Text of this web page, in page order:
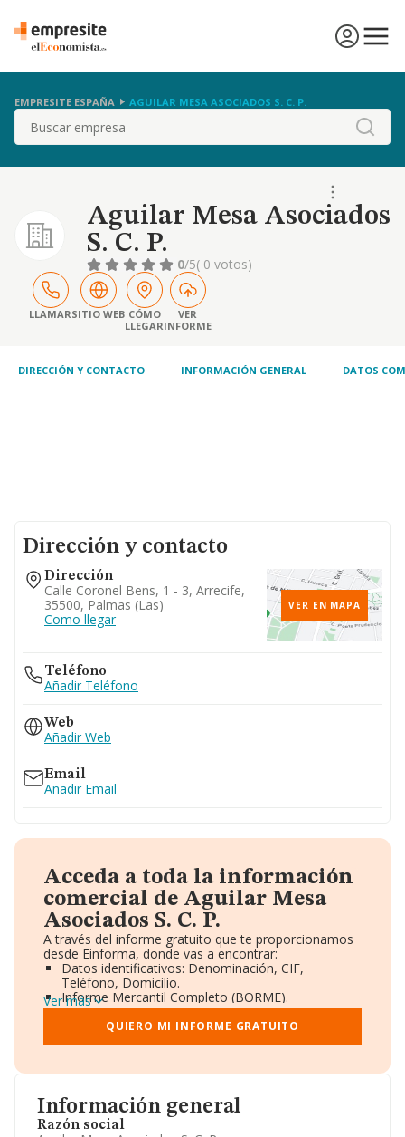
EMPRESITE ESPAÑA AGUILAR MESA ASOCIADOS S. C. P.
Buscar
Aguilar Mesa Asociados
S. C. P.
0/5( 0 votos)
LLAMARSITIO WEB CÓMO
LLEGAR
VER
INFORME
DIRECCIÓN Y CONTACTO INFORMACIÓN GENERAL DATOS
Información general
Razón social
Dirección y contacto
Dirección
Calle Coronel Bens, 1 - 3, Arrecife,
35500, Palmas (las)
Como llegar
VER EN MAPA
Teléfono
Añadir Teléfono
Web
Añadir Web
Email
Añadir Email
Acceda a toda la información
comercial de Aguilar Mesa
Asociados S. C. P.
A través del informe gratuito que te proporcionamos
desde Einforma, donde vas a encontrar:
Datos identificativos: Denominación, CIF,
Teléfono, Domicilio.
Informe Mercantil Completo (BORME).
Gráficos de Evolución Ventas y Empleados.
Consejo de Administración y Administradores.
Directivos y Ejecutivos.
Información oficial y registral complementaria.
Ver más
QUIERO MI INFORME GRATUITO